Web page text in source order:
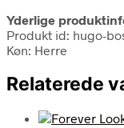
Yderlige
Produkt id: hugo-
Køn: Herre
Relaterede